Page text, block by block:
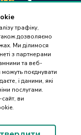
трафіку,
дозволяємо
Ми ділимося
з партнерами
та веб-
поєднувати
і даними, які
послугами.
ви
88
з 9:00 до 18:00
ПІДБІР
ЗАПЧАСТИН